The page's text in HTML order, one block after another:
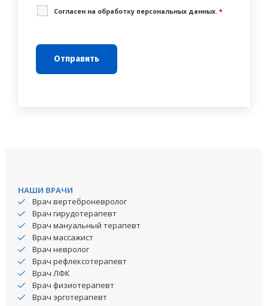
Cогласен на обработку персональных данных. *
НАШИ ВРАЧИ
Врач вертеброневролог
Врач гирудотерапевт
Врач мануальный терапевт
Врач массажист
Врач невролог
Врач рефлексотерапевт
Врач ЛФК
Врач физиотерапевт
Врач эрготерапевт